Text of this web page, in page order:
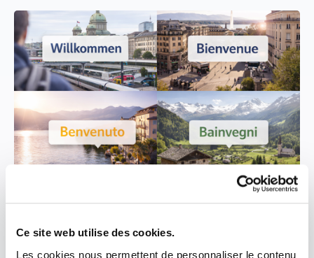
Ce site web utilise des cookies.
Les cookies nous permettent de personnaliser le contenu
pour la Suisse